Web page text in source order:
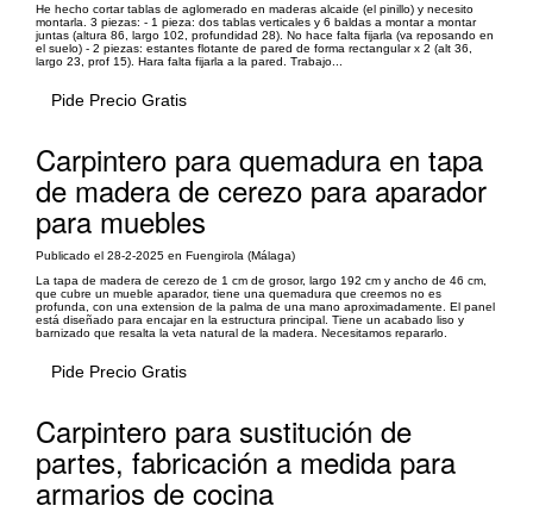
He hecho cortar tablas de aglomerado en maderas alcaide (el pinillo) y necesito
montarla. 3 piezas: - 1 pieza: dos tablas verticales y 6 baldas a montar a montar
juntas (altura 86, largo 102, profundidad 28). No hace falta fijarla (va reposando en
el suelo) - 2 piezas: estantes flotante de pared de forma rectangular x 2 (alt 36,
largo 23, prof 15). Hara falta fijarla a la pared. Trabajo...
Pide Precio Gratis
Carpintero para quemadura en tapa
de madera de cerezo para aparador
para muebles
Publicado el 28-2-2025 en Fuengirola (Málaga)
La tapa de madera de cerezo de 1 cm de grosor, largo 192 cm y ancho de 46 cm,
que cubre un mueble aparador, tiene una quemadura que creemos no es
profunda, con una extension de la palma de una mano aproximadamente. El panel
está diseñado para encajar en la estructura principal. Tiene un acabado liso y
barnizado que resalta la veta natural de la madera. Necesitamos repararlo.
Pide Precio Gratis
Carpintero para sustitución de
partes, fabricación a medida para
armarios de cocina